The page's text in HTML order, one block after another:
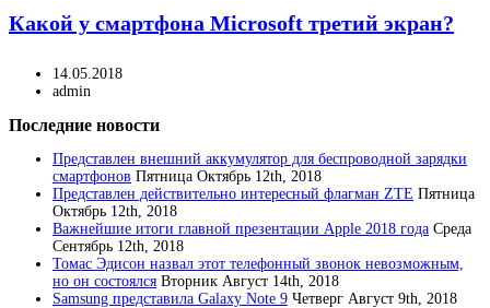
Какой у смартфона Microsoft третий экран?
14.05.2018
admin
Последние новости
Представлен внешний аккумулятор для беспроводной зарядки
смартфонов Пятница Октябрь 12th, 2018
Представлен действительно интересный флагман ZTE Пятница
Октябрь 12th, 2018
Важнейшие итоги главной презентации Apple 2018 года Среда
Сентябрь 12th, 2018
Томас Эдисон назвал этот телефонный звонок невозможным,
но он состоялся Вторник Август 14th, 2018
Samsung представила Galaxy Note 9 Четверг Август 9th, 2018